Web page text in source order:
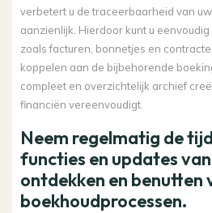
verbetert u de traceerbaarheid van
aanzienlijk. Hierdoor kunt u
zoals facturen, bonnetjes en
koppelen aan de bijbehorende
compleet en overzichtelijk archief
financiën vereenvoudigt.
Neem regelmatig de
functies en updates
ontdekken en
boekhoudprocessen.